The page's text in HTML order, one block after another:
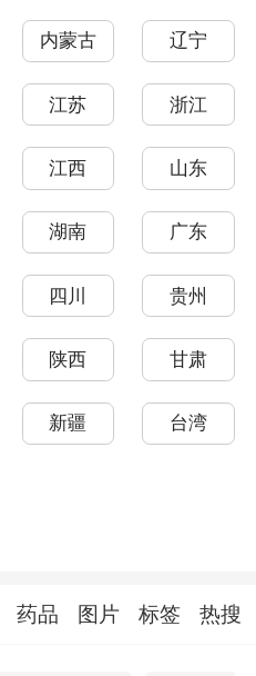
内蒙古 辽宁
江苏 浙江
江西 山东
湖南 广东
四川 贵州
陕西 甘肃
新疆 台湾
药品 图片 标签 热搜